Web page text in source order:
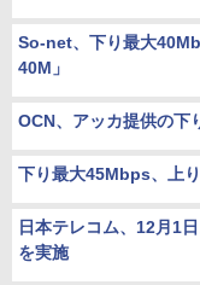
So-net、下り最大
40M」
OCN、アッカ提供の下
下り最大45Mbps、上
日本テレコム、12月1
を実施